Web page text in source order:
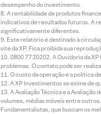
desempenho do investimento.
A rentabilidade de produtos
indicativos de resultados futuros. A
significativamente diferentes.
Este relatório é destinado à
site da XP. Fica proibida sua
0800 77 20202. A Ouvidoria da
problemas. O contato pode ser
O custo da operação e a política
A XP Investimentos se exime de
A Avaliação Técnica e a
volumes, médias móveis entre
Fundamentalistas, que buscam os